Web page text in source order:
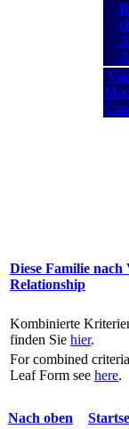
Diese Familie
Relationship
Kombinierte
finden Sie hier.
For combined
Leaf Form see here.
Nach oben